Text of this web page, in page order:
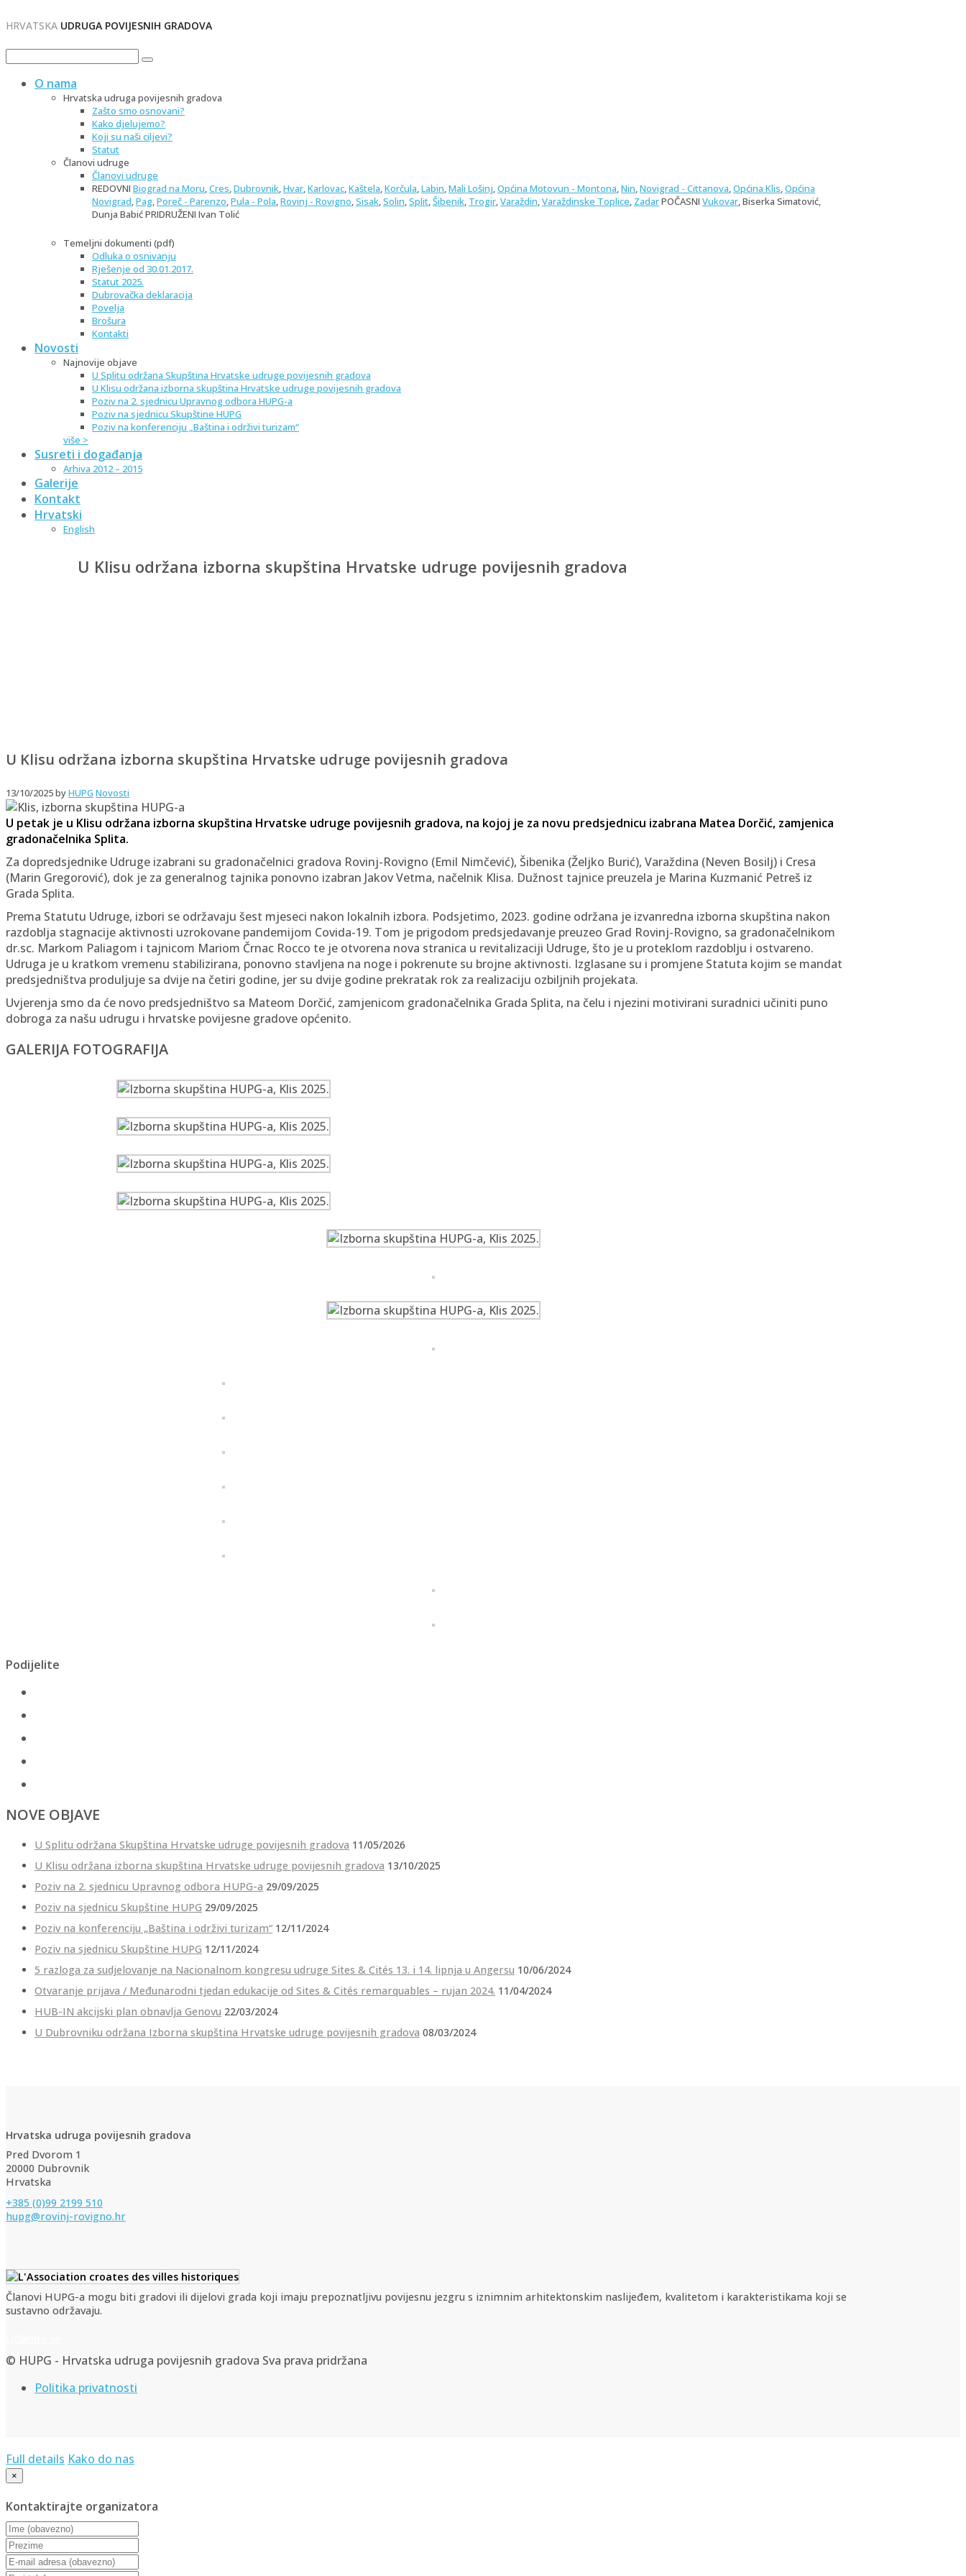
HRVATSKA UDRUGA POVIJESNIH GRADOVA
O nama
Hrvatska udruga povijesnih gradova
Zašto smo osnovani?
Kako djelujemo?
Koji su naši ciljevi?
Statut
Članovi udruge
Članovi udruge
REDOVNI Biograd na Moru,Cres,Dubrovnik,Hvar,Karlovac,Kaštela,Korčula,Labin,Mali Lošinj,Općina Motovun - Montona,Nin,Novigrad - Cittanova,Općina Klis,Općina
Novigrad,Pag,Poreč - Parenzo,Pula - Pola,Rovinj - Rovigno,Sisak,Solin,Split,Šibenik, Trogir,Varaždin,Varaždinske Toplice, ZadarPOČASNI Vukovar, Biserka Simatović,
Dunja Babić PRIDRUŽENI Ivan Tolić
Temeljni dokumenti (pdf)
Odluka o osnivanju
Rješenje od 30.01.2017.
Statut 2025.
Dubrovačka deklaracija
Povelja
Brošura
Kontakti
Novosti
Najnovije objave
U Splitu održana Skupština Hrvatske udruge povijesnih gradova
U Klisu održana izborna skupština Hrvatske udruge povijesnih gradova
Poziv na 2. sjednicu Upravnog odbora HUPG-a
Poziv na sjednicu Skupštine HUPG
Poziv na konferenciju „Baština i održivi turizam“
više >
Susreti i događanja
Arhiva 2012 – 2015
Galerije
Kontakt
Hrvatski
English
U Klisu održana izborna skupština Hrvatske udruge povijesnih gradova
U Klisu održana izborna skupština Hrvatske udruge povijesnih gradova
13/10/2025byHUPG Novosti
U petak je u Klisu održana izborna skupština Hrvatske udruge povijesnih gradova, na kojoj je za novu predsjednicu izabrana Matea Dorčić, zamjenica
gradonačelnika Splita.
Za dopredsjednike Udruge izabrani su gradonačelnici gradova Rovinj-Rovigno (Emil Nimčević), Šibenika (Željko Burić), Varaždina (Neven Bosilj) i Cresa
(Marin Gregorović), dok je za generalnog tajnika ponovno izabran Jakov Vetma, načelnik Klisa. Dužnost tajnice preuzela je Marina Kuzmanić Petreš iz
Grada Splita.
Prema Statutu Udruge, izbori se održavaju šest mjeseci nakon lokalnih izbora. Podsjetimo, 2023. godine održana je izvanredna izborna skupština nakon
razdoblja stagnacije aktivnosti uzrokovane pandemijom Covida-19. Tom je prigodom predsjedavanje preuzeo Grad Rovinj-Rovigno, sa gradonačelnikom
dr.sc. Markom Paliagom i tajnicom Mariom Črnac Rocco te je otvorena nova stranica u revitalizaciji Udruge, što je u proteklom razdoblju i ostvareno.
Udruga je u kratkom vremenu stabilizirana, ponovno stavljena na noge i pokrenute su brojne aktivnosti. Izglasane su i promjene Statuta kojim se mandat
predsjedništva produljuje sa dvije na četiri godine, jer su dvije godine prekratak rok za realizaciju ozbiljnih projekata.
Uvjerenja smo da će novo predsjedništvo sa Mateom Dorčić, zamjenicom gradonačelnika Grada Splita, na čelu i njezini motivirani suradnici učiniti puno
dobroga za našu udrugu i hrvatske povijesne gradove općenito.
GALERIJA FOTOGRAFIJA
Podijelite
NOVE OBJAVE
U Splitu održana Skupština Hrvatske udruge povijesnih gradova 11/05/2026
U Klisu održana izborna skupština Hrvatske udruge povijesnih gradova 13/10/2025
Poziv na 2. sjednicu Upravnog odbora HUPG-a 29/09/2025
Poziv na sjednicu Skupštine HUPG 29/09/2025
Poziv na konferenciju „Baština i održivi turizam“ 12/11/2024
Poziv na sjednicu Skupštine HUPG 12/11/2024
5 razloga za sudjelovanje na Nacionalnom kongresu udruge Sites & Cités 13. i 14. lipnja u Angersu 10/06/2024
Otvaranje prijava / Međunarodni tjedan edukacije od Sites & Cités remarquables – rujan 2024. 11/04/2024
HUB-IN akcijski plan obnavlja Genovu 22/03/2024
U Dubrovniku održana Izborna skupština Hrvatske udruge povijesnih gradova 08/03/2024
Hrvatska udruga povijesnih gradova
Pred Dvorom 1
20000 Dubrovnik
Hrvatska
+385 (0)99 2199 510
hupg@rovinj-rovigno.hr
Članovi HUPG-a mogu biti gradovi ili dijelovi grada koji imaju prepoznatljivu povijesnu jezgru s iznimnim arhitektonskim naslijeđem, kvalitetom i karakteristikama koji se
sustavno održavaju.
© HUPG - Hrvatska udruga povijesnih gradova Sva prava pridržana
Politika privatnosti
Full details Kako do nas
×
Kontaktirajte organizatora